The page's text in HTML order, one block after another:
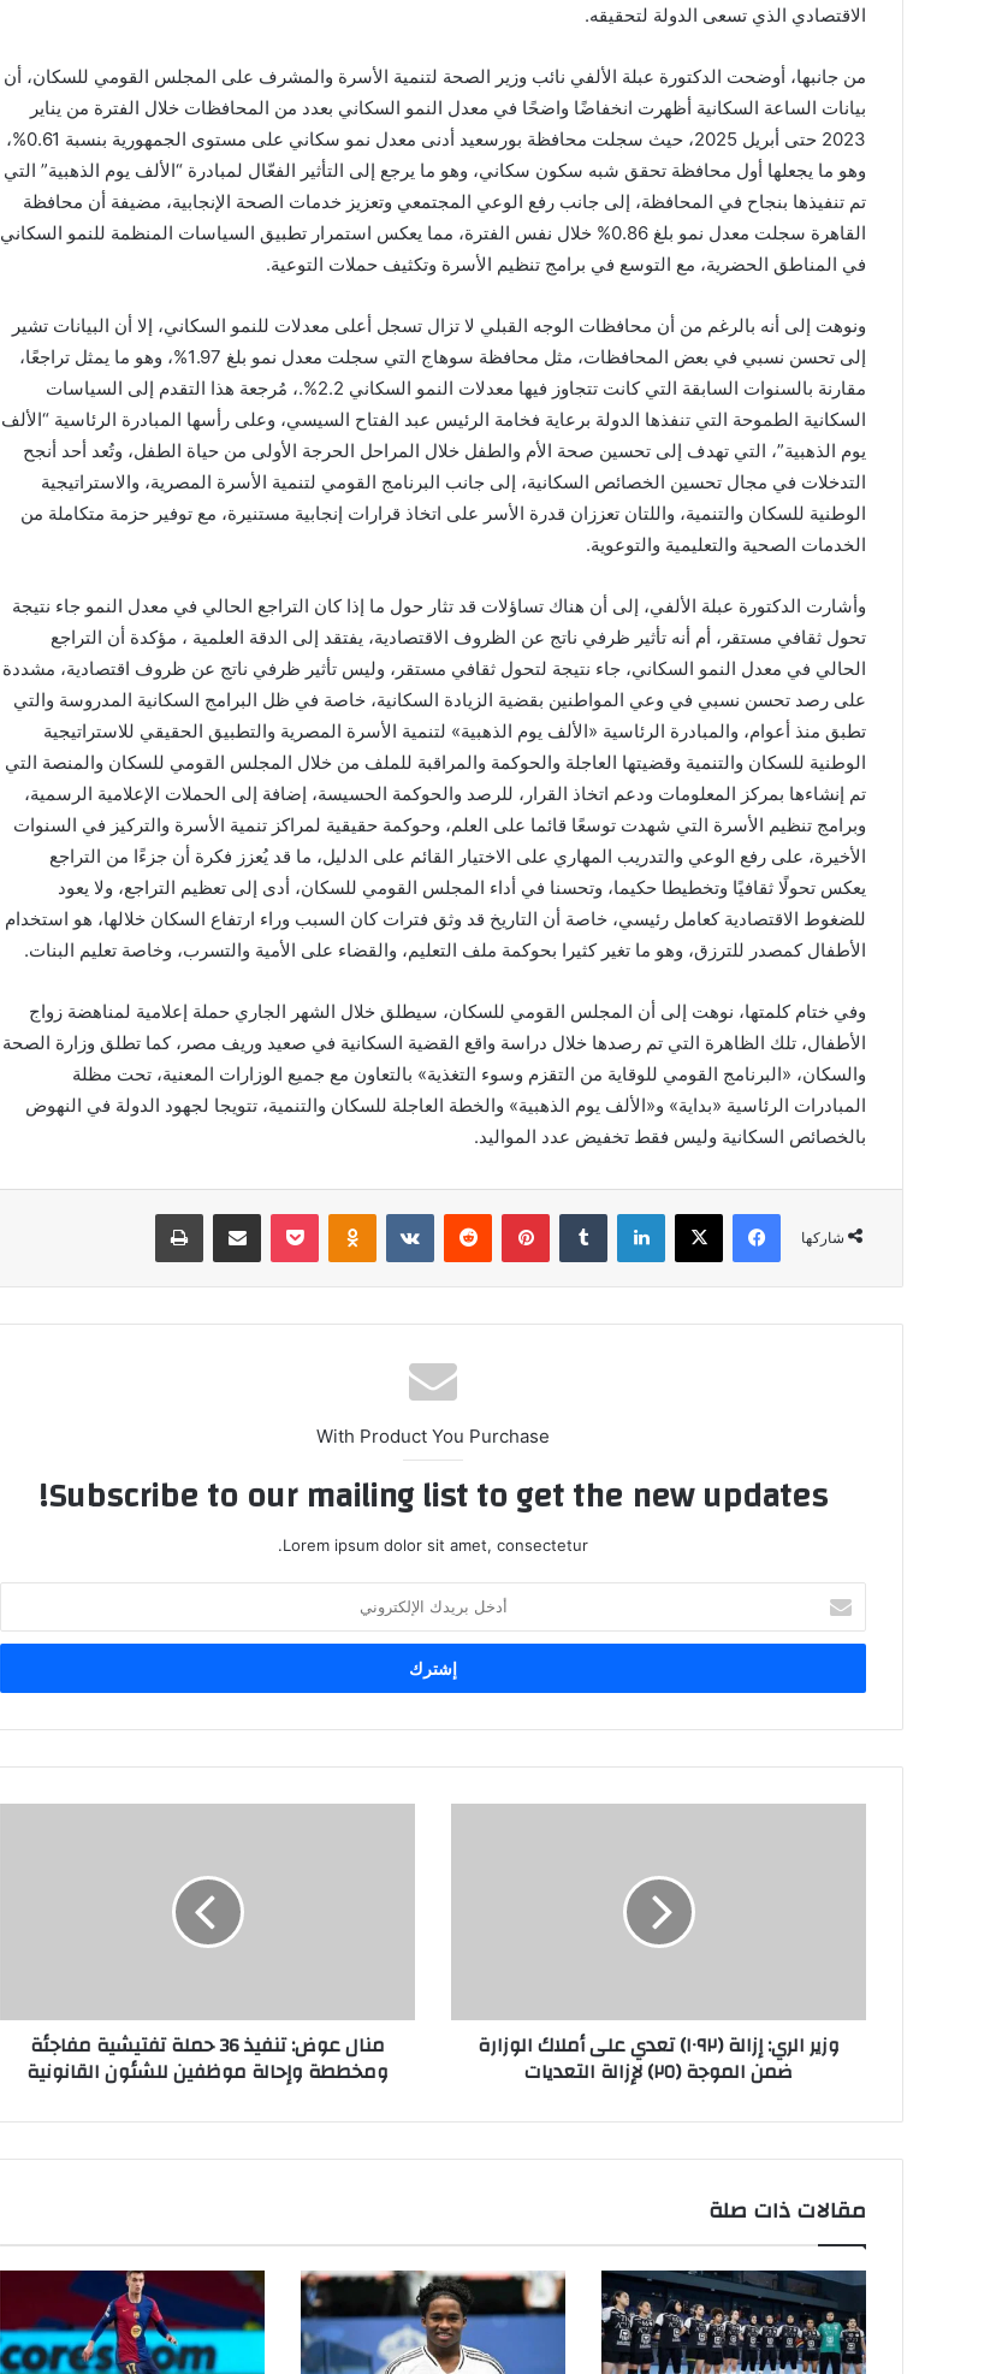
الاقتصادي الذي تسعى الدولة لتحقيقه.
من جانبها، أوضحت الدكتورة عبلة الألفي نائب وزير الصحة لتنمية الأسرة والمشرف على المجلس القومي للسكان، أن
بيانات الساعة السكانية أظهرت انخفاضًا واضحًا في معدل النمو السكاني بعدد من المحافظات خلال الفترة من يناير
2023 حتى أبريل 2025، حيث سجلت محافظة بورسعيد أدنى معدل نمو سكاني على مستوى الجمهورية بنسبة 0.61%،
وهو ما يجعلها أول محافظة تحقق شبه سكون سكاني، وهو ما يرجع إلى التأثير الفعّال لمبادرة “الألف يوم الذهبية” التي
تم تنفيذها بنجاح في المحافظة، إلى جانب رفع الوعي المجتمعي وتعزيز خدمات الصحة الإنجابية، مضيفة أن محافظة
القاهرة سجلت معدل نمو بلغ 0.86% خلال نفس الفترة، مما يعكس استمرار تطبيق السياسات المنظمة للنمو السكاني
في المناطق الحضرية، مع التوسع في برامج تنظيم الأسرة وتكثيف حملات التوعية.
ونوهت إلى أنه بالرغم من أن محافظات الوجه القبلي لا تزال تسجل أعلى معدلات للنمو السكاني، إلا أن البيانات تشير
إلى تحسن نسبي في بعض المحافظات، مثل محافظة سوهاج التي سجلت معدل نمو بلغ 1.97%، وهو ما يمثل تراجعًا،
مقارنة بالسنوات السابقة التي كانت تتجاوز فيها معدلات النمو السكاني 2.2%.، مُرجعة هذا التقدم إلى السياسات
السكانية الطموحة التي تنفذها الدولة برعاية فخامة الرئيس عبد الفتاح السيسي، وعلى رأسها المبادرة الرئاسية “الألف
يوم الذهبية”، التي تهدف إلى تحسين صحة الأم والطفل خلال المراحل الحرجة الأولى من حياة الطفل، وتُعد أحد أنجح
التدخلات في مجال تحسين الخصائص السكانية، إلى جانب البرنامج القومي لتنمية الأسرة المصرية، والاستراتيجية
الوطنية للسكان والتنمية، واللتان تعززان قدرة الأسر على اتخاذ قرارات إنجابية مستنيرة، مع توفير حزمة متكاملة من
الخدمات الصحية والتعليمية والتوعوية.
وأشارت الدكتورة عبلة الألفي، إلى أن هناك تساؤلات قد تثار حول ما إذا كان التراجع الحالي في معدل النمو جاء نتيجة
تحول ثقافي مستقر، أم أنه تأثير ظرفي ناتج عن الظروف الاقتصادية، يفتقد إلى الدقة العلمية ، مؤكدة أن التراجع
الحالي في معدل النمو السكاني، جاء نتيجة لتحول ثقافي مستقر، وليس تأثير ظرفي ناتج عن ظروف اقتصادية، مشددة
على رصد تحسن نسبي في وعي المواطنين بقضية الزيادة السكانية، خاصة في ظل البرامج السكانية المدروسة والتي
تطبق منذ أعوام، والمبادرة الرئاسية «الألف يوم الذهبية» لتنمية الأسرة المصرية والتطبيق الحقيقي للاستراتيجية
الوطنية للسكان والتنمية وقضيتها العاجلة والحوكمة والمراقبة للملف من خلال المجلس القومي للسكان والمنصة التي
تم إنشاءها بمركز المعلومات ودعم اتخاذ القرار، للرصد والحوكمة الحسيسة، إضافة إلى الحملات الإعلامية الرسمية،
وبرامج تنظيم الأسرة التي شهدت توسعًا قائما على العلم، وحوكمة حقيقية لمراكز تنمية الأسرة والتركيز في السنوات
الأخيرة، على رفع الوعي والتدريب المهاري على الاختيار القائم على الدليل، ما قد يُعزز فكرة أن جزءًا من التراجع
يعكس تحولًا ثقافيًا وتخطيطا حكيما، وتحسنا في أداء المجلس القومي للسكان، أدى إلى تعظيم التراجع، ولا يعود
للضغوط الاقتصادية كعامل رئيسي، خاصة أن التاريخ قد وثق فترات كان السبب وراء ارتفاع السكان خلالها، هو استخدام
الأطفال كمصدر للترزق، وهو ما تغير كثيرا بحوكمة ملف التعليم، والقضاء على الأمية والتسرب، وخاصة تعليم البنات.
وفي ختام كلمتها، نوهت إلى أن المجلس القومي للسكان، سيطلق خلال الشهر الجاري حملة إعلامية لمناهضة زواج
الأطفال، تلك الظاهرة التي تم رصدها خلال دراسة واقع القضية السكانية في صعيد وريف مصر، كما تطلق وزارة الصحة
والسكان، «البرنامج القومي للوقاية من التقزم وسوء التغذية» بالتعاون مع جميع الوزارات المعنية، تحت مظلة
المبادرات الرئاسية «بداية» و«الألف يوم الذهبية» والخطة العاجلة للسكان والتنمية، تتويجا لجهود الدولة في النهوض
بالخصائص السكانية وليس فقط تخفيض عدد المواليد.
شاركها
فيسبوك X لينكدإن بينتيريست Odnoklassniki
بوكيت مشاركة عبر البريد طباعة
With Product You Purchase
Subscribe to our mailing list to get the new updates!
Lorem ipsum dolor sit amet, consectetur.
بريدك
الإلكتروني
وزير الري: إزالة (١٠٩٢) تعدي على أملاك الوزارة
ضمن الموجة (٢٥) لإزالة التعديات
منال عوض: تنفيذ 36 حملة تفتيشية مفاجئة
ومخططة وإحالة موظفين للشئون القانونية
مقالات ذات صلة